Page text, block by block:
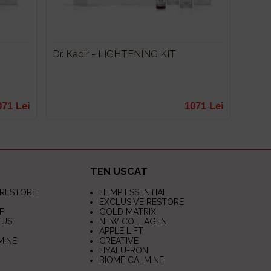
Lei
Dr. Kadir - LIGHTENING KIT
1071 Lei
TEN USCAT
HEMP ESSENTIAL
EXCLUSIVE RESTORE
GOLD MATRIX
NEW COLLAGEN
APPLE LIFT
CREATIVE
HYALU-RON
BIOME CALMINE